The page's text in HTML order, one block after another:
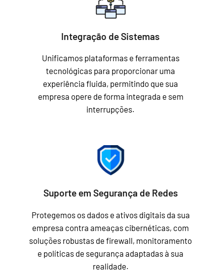
Integração de Sistemas
Unificamos plataformas e ferramentas
tecnológicas para proporcionar uma
experiência fluida, permitindo que sua
empresa opere de forma integrada e sem
interrupções.
Suporte em Segurança de Redes
Protegemos os dados e ativos digitais da sua
empresa contra ameaças cibernéticas, com
soluções robustas de firewall, monitoramento
e políticas de segurança adaptadas à sua
realidade.